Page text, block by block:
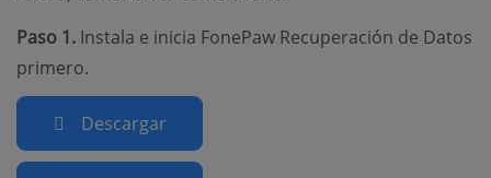
Paso 1. Instala e inicia FonePaw Recuperación de Datos
primero.
Descargar